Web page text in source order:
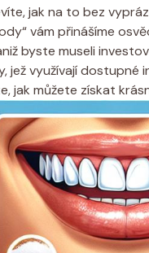
jak na to bez
vám přinášíme
byste museli
jež využívají
můžete získat